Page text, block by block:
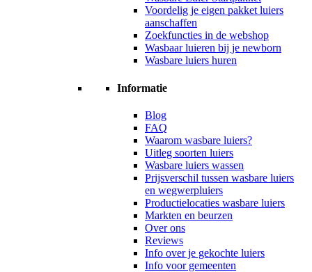
Voordelig je eigen pakket luiers
aanschaffen
Zoekfuncties in de webshop
Wasbaar luieren bij je newborn
Wasbare luiers huren
Informatie
Blog
FAQ
Waarom wasbare luiers?
Uitleg soorten luiers
Wasbare luiers wassen
Prijsverschil tussen wasbare luiers
en wegwerpluiers
Productielocaties wasbare luiers
Markten en beurzen
Over ons
Reviews
Info over je gekochte luiers
Info voor gemeenten